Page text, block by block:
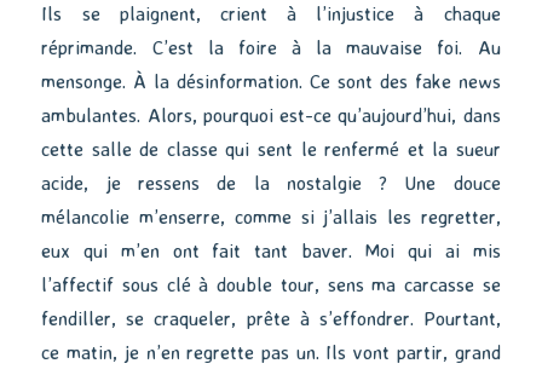
Ils se plaignent, crient à l’injustice à chaque
réprimande. C’est la foire à la mauvaise foi. Au
mensonge. À la désinformation. Ce sont des fake news
ambulantes. Alors, pourquoi est-ce qu’aujourd’hui, dans
cette salle de classe qui sent le renfermé et la sueur
acide, je ressens de la nostalgie ? Une douce
mélancolie m’enserre, comme si j’allais les regretter,
eux qui m’en ont fait tant baver. Moi qui ai mis
l’affectif sous clé à double tour, sens ma carcasse se
fendiller, se craqueler, prête à s’effondrer. Pourtant,
ce matin, je n’en regrette pas un. Ils vont partir, grand